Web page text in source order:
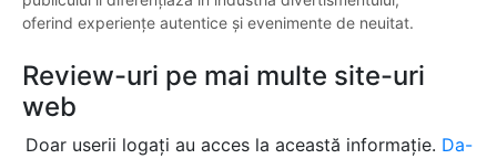
oferind experiențe autentice și evenimente de neuitat.
Review-uri pe mai multe site-uri
web
Doar userii logați au acces la această informație. Da-